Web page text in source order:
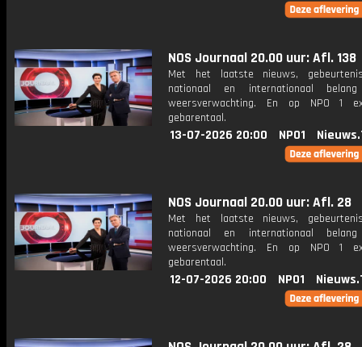
NOS Journaal 20.00 uur: Afl. 138
Met het laatste nieuws,
nationaal en internationaal
weersverwachting. En op NPO 1
gebarentaal.
13-07-2026 20:00 NPO1
NOS Journaal 20.00 uur: Afl. 28
Met het laatste nieuws,
nationaal en internationaal
weersverwachting. En op NPO 1
gebarentaal.
12-07-2026 20:00 NPO1